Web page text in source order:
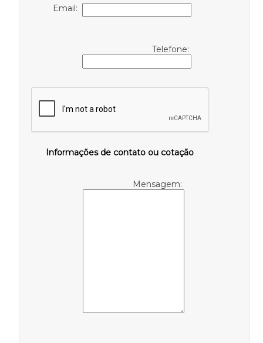
Email:
Telefone:
Informações de contato ou cotação
Mensagem: